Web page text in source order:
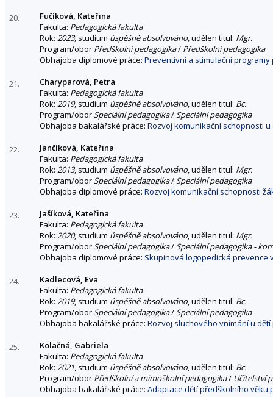
20.
Fučíková, Kateřina
Fakulta: Pedagogická fakulta
Rok: 2023, studium úspěšně absolvováno, udělen titul: Mgr.
Program/obor Předškolní pedagogika/ Předškolní pedagogika
Obhajoba diplomové práce: Preventivní a stimulační
21.
Charyparová, Petra
Fakulta: Pedagogická fakulta
Rok: 2019, studium úspěšně absolvováno, udělen titul: Bc.
Program/oborSpeciální pedagogika/Speciální pedagogika
Obhajoba bakalářské práce: Rozvoj komunikační schopnosti
22.
Jančíková, Kateřina
Fakulta: Pedagogická fakulta
Rok: 2013, studium úspěšně absolvováno, udělen titul: Mgr.
Program/oborSpeciální pedagogika/Speciální pedagogika
Obhajoba diplomové práce: Rozvoj komunikační schopnosti
23.
Jašíková, Kateřina
Fakulta: Pedagogická fakulta
Rok: 2020, studium úspěšně absolvováno, udělen titul: Mgr.
Program/oborSpeciální pedagogika/Speciální pedagogika -
Obhajoba diplomové práce: Skupinová logopedická prevence
24.
Kadlecová, Eva
Fakulta: Pedagogická fakulta
Rok: 2019, studium úspěšně absolvováno, udělen titul: Bc.
Program/oborSpeciální pedagogika/Speciální pedagogika
Obhajoba bakalářské práce: Rozvoj sluchového vnímání u
25.
Kolačná, Gabriela
Fakulta: Pedagogická fakulta
Rok: 2021, studium úspěšně absolvováno, udělen titul: Bc.
Program/obor Předškolní a mimoškolní pedagogika/ Učitelství
Obhajoba bakalářské práce: Adaptace dětí předškolního věku